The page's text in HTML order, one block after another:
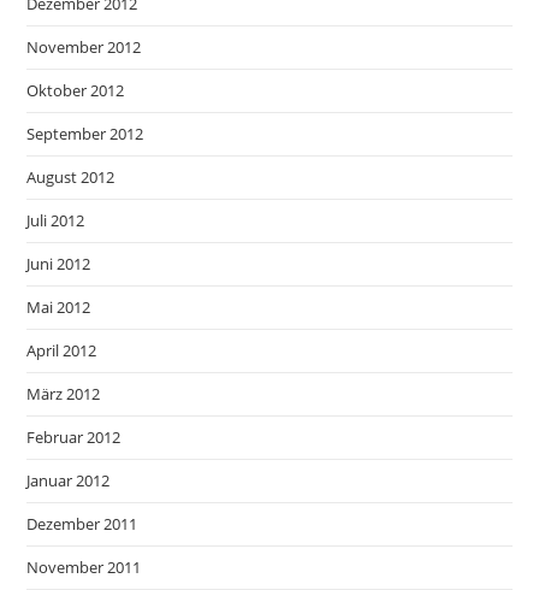
November 2012
Oktober 2012
September 2012
August 2012
Juli 2012
Juni 2012
Mai 2012
April 2012
März 2012
Februar 2012
Januar 2012
Dezember 2011
November 2011